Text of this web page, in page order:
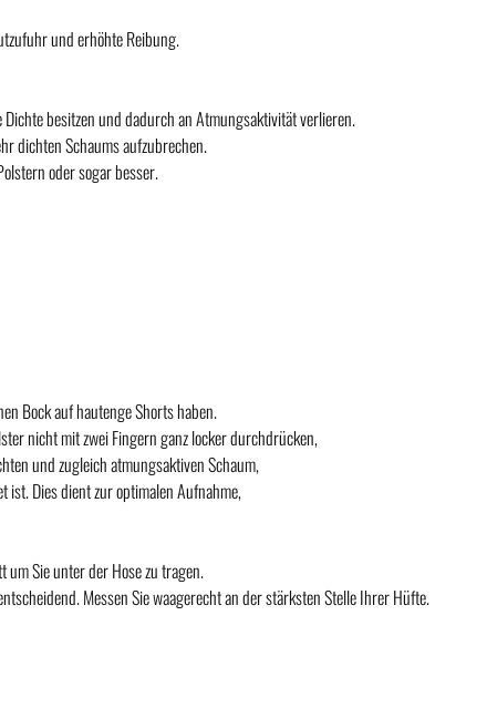
und erhöhte Reibung.
besitzen und dadurch an Atmungsaktivität verlieren.
dichten Schaums aufzubrechen.
oder sogar besser.
Bock auf hautenge Shorts haben.
nicht mit zwei Fingern ganz locker durchdrücken,
und zugleich atmungsaktiven Schaum,
ist. Dies dient zur optimalen Aufnahme,
um Sie unter der Hose zu tragen.
Messen Sie waagerecht an der stärksten Stelle Ihrer Hüfte.